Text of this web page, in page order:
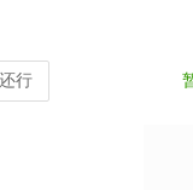
还行